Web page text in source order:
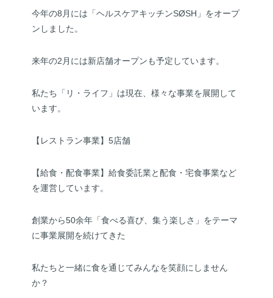
今年の8月には「ヘルスケアキッチンSØSH」をオープ
ンしました。
来年の2月には新店舗オープンも予定しています。
私たち「リ・ライフ」は現在、様々な事業を展開して
います。
【レストラン事業】5店舗
【給食・配食事業】給食委託業と配食・宅食事業など
を運営しています。
創業から50余年「食べる喜び、集う楽しさ」をテーマ
に事業展開を続けてきた
私たちと一緒に食を通じてみんなを笑顔にしません
か？